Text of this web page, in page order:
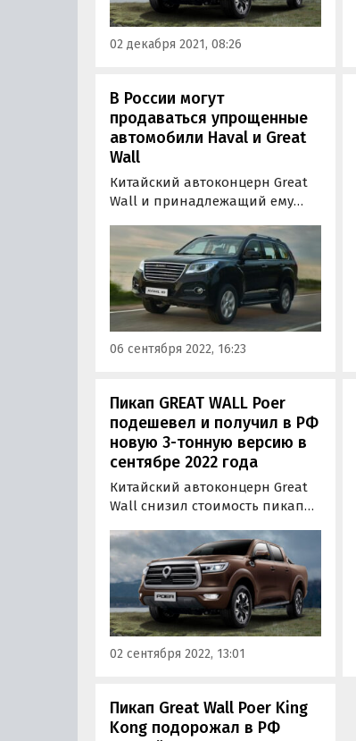
02 декабря 2021, 08:26
В России могут
продаваться упрощенные
автомобили Haval и Great
Wall
Китайский автоконцерн Great
Wall и принадлежащий ему
могут «урезать» оснащение
своих машин на российском
рынке. В частности, на
некоторых из них может
отсутствовать так называемая
«тревожная кнопка» —
устройство вызова…
06 сентября 2022, 16:23
Пикап GREAT WALL Poer
подешевел и получил в РФ
новую 3-тонную версию в
сентябре 2022 года
Китайский автоконцерн Great
Wall снизил стоимость пикапа
рублей и добавил ему новую
трехтонную версию. Об этом
узнали «Автоновости дня» в
ходе регулярного мониторинга
прайс-листов компании в
сентябре 2022 года.
02 сентября 2022, 13:01
Пикап Great Wall Poer King
Kong подорожал в РФ